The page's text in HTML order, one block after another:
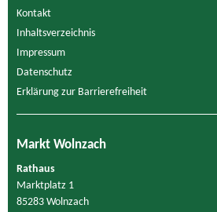
Kontakt
Inhaltsverzeichnis
Impressum
Datenschutz
Erklärung zur Barrierefreiheit
Markt Wolnzach
Rathaus
Marktplatz 1
85283 Wolnzach